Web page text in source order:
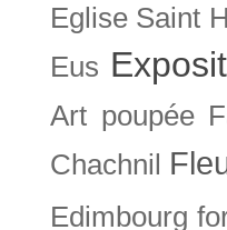
Eglise Saint
Eus
Art poupée
Chachnil
Edimbourg